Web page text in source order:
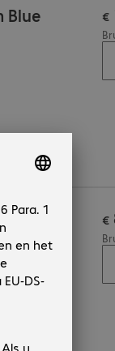
Blue €
Blue €